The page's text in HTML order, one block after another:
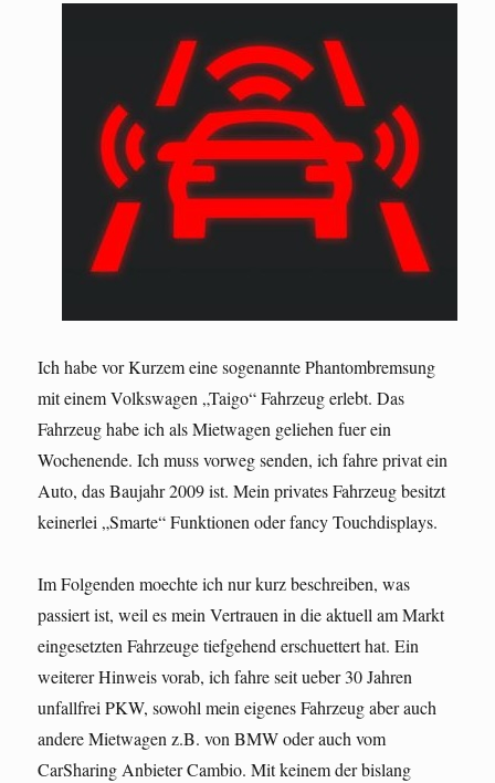
Ich habe vor Kurzem eine sogenannte Phantombremsung
mit einem Volkswagen „Taigo“ Fahrzeug erlebt. Das
Fahrzeug habe ich als Mietwagen geliehen fuer ein
Wochenende. Ich muss vorweg senden, ich fahre privat ein
Auto, das Baujahr 2009 ist. Mein privates Fahrzeug besitzt
keinerlei „Smarte“ Funktionen oder fancy Touchdisplays.
Im Folgenden moechte ich nur kurz beschreiben, was
passiert ist, weil es mein Vertrauen in die aktuell am Markt
eingesetzten Fahrzeuge tiefgehend erschuettert hat. Ein
weiterer Hinweis vorab, ich fahre seit ueber 30 Jahren
unfallfrei PKW, sowohl mein eigenes Fahrzeug aber auch
andere Mietwagen z.B. von BMW oder auch vom
CarSharing Anbieter Cambio. Mit keinem der bislang